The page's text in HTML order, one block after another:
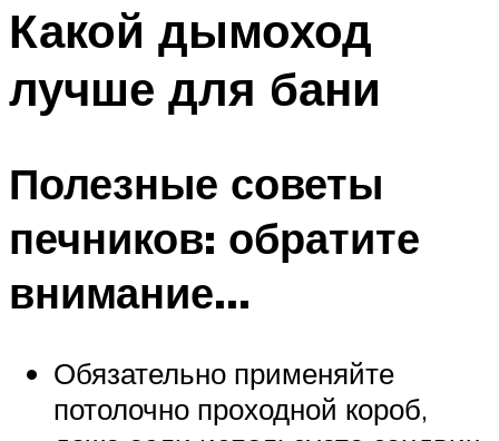
Какой дымоход
лучше для бани
Полезные советы
печников: обратите
внимание…
Обязательно применяйте
потолочно проходной короб,